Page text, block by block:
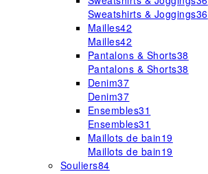
Sweatshirts & Joggings36
Mailles42
Mailles42
Pantalons & Shorts38
Pantalons & Shorts38
Denim37
Denim37
Ensembles31
Ensembles31
Maillots de bain19
Maillots de bain19
Souliers84